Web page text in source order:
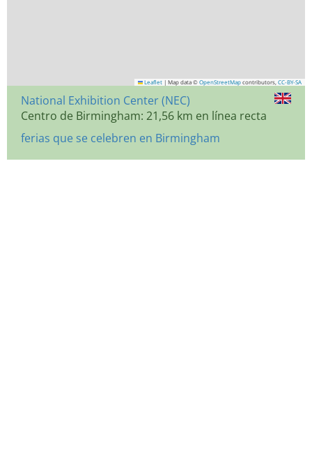
Leaflet | Map data © OpenStreetMap contributors, CC-BY-SA
National Exhibition Center (NEC)
Centro de Birmingham: 21,56 km en línea recta
ferias que se celebren en Birmingham